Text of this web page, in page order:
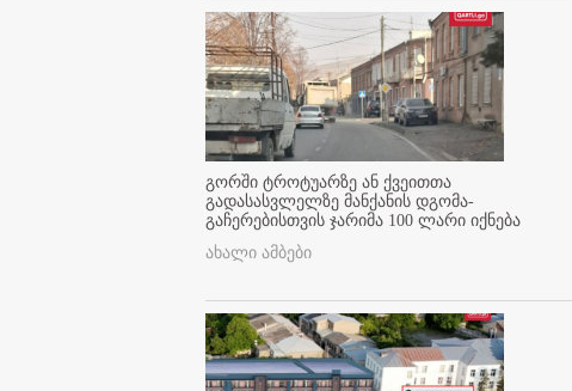
გორში ტროტუარზე ან ქვეითთა
გადასასვლელზე მანქანის დგომა-
გაჩერებისთვის ჯარიმა 100 ლარი იქნება
ახალი ამბები